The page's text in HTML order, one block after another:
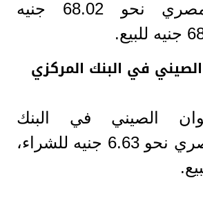
المركزي المصري نحو 68.02 جنيه
في البنك المركزي
الصيني في البنك
المركزي المصري نحو 6.63 جنيه للشراء،